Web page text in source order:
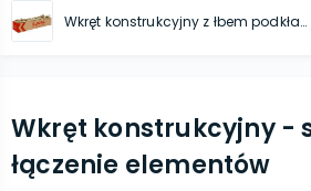
Wkręt konstrukcyjny z łbem podkładkowym i gniazdem TX 10 x 280 25 sztuk
Wkręt konstrukcyjny -
łączenie elementów